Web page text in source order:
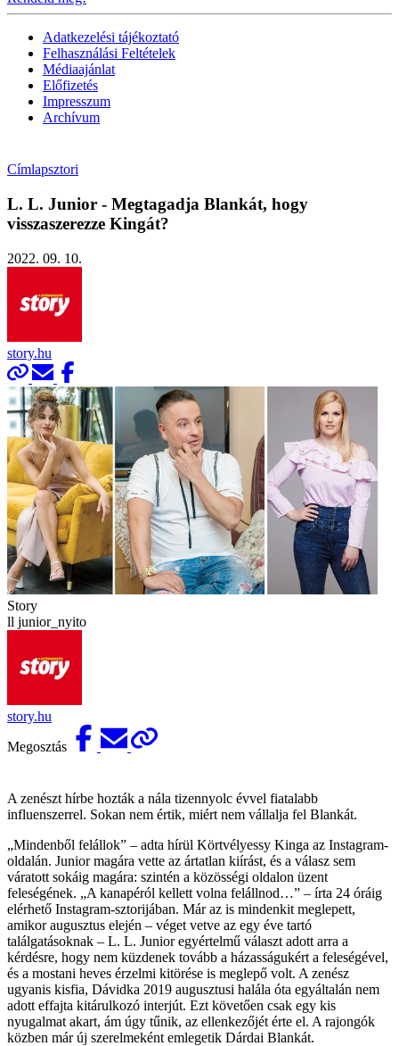
Adatkezelési tájékoztató
Felhasználási Feltételek
Médiaajánlat
Előfizetés
Impresszum
Archívum
Címlapsztori
L. L. Junior - Megtagadja Blankát, hogy
visszaszerezze Kingát?
2022. 09. 10.
story.hu
Story
ll junior_nyito
story.hu
Megosztás
A zenészt hírbe hozták a nála tizennyolc évvel fiatalabb
influenszerrel. Sokan nem értik, miért nem vállalja fel Blankát.
„Mindenből felállok” – adta hírül Körtvélyessy Kinga az Instagram-
oldalán. ­Junior magára vette az ártatlan kiírást, és a válasz sem
váratott sokáig magára: szintén a közösségi oldalon üzent
feleségének. „A kanapéról kellett volna felállnod…” – írta 24 óráig
elérhető Instagram-sztorijában. Már az is mindenkit meglepett,
amikor augusztus elején – véget vetve az egy éve tartó
találgatásoknak – L. L. Junior egyértelmű választ adott arra a
kérdésre, hogy nem küzdenek tovább a házasságukért a feleségével,
és a mostani heves érzelmi kitörése is meglepő volt. A zenész
ugyanis kisfia, Dávidka 2019 augusztusi halála óta egyáltalán nem
adott effajta kitárulkozó interjút. Ezt követően csak egy kis
nyugalmat akart, ám úgy tűnik, az ellenkezőjét érte el. A rajongók
közben már új szerelmeként emlegetik ­Dárdai Blankát.